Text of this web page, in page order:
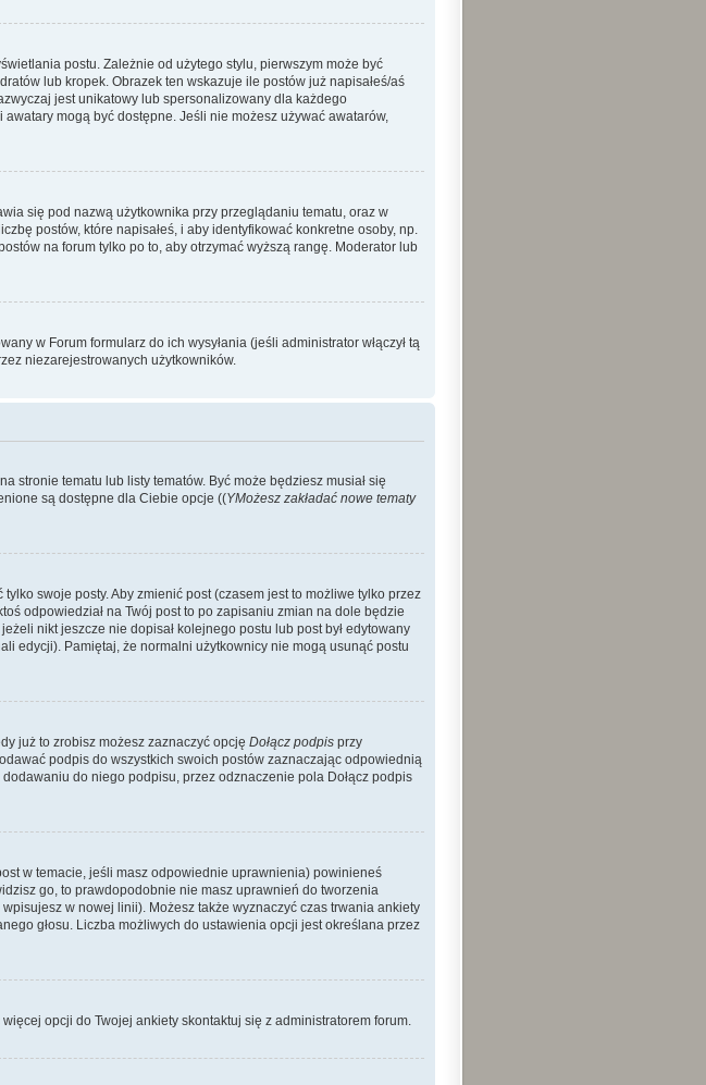
postu. Zależnie od użytego stylu, pierwszym może być
lub kropek. Obrazek ten wskazuje ile postów już napisałeś/aś
jest unikatowy lub spersonalizowany dla każdego
mogą być dostępne. Jeśli nie możesz używać awatarów,
się pod nazwą użytkownika przy przeglądaniu tematu, oraz w
postów, które napisałeś, i aby identyfikować konkretne osoby, np.
na forum tylko po to, aby otrzymać wyższą rangę. Moderator lub
w Forum formularz do ich wysyłania (jeśli administrator włączył tą
niezarejestrowanych użytkowników.
stronie tematu lub listy tematów. Być może będziesz musiał się
są dostępne dla Ciebie opcje ((YMożesz zakładać nowe tematy
swoje posty. Aby zmienić post (czasem jest to możliwe tylko przez
odpowiedział na Twój post to po zapisaniu zmian na dole będzie
nikt jeszcze nie dopisał kolejnego postu lub post był edytowany
edycji). Pamiętaj, że normalni użytkownicy nie mogą usunąć postu
już to zrobisz możesz zaznaczyć opcję Dołącz podpis przy
podpis do wszystkich swoich postów zaznaczając odpowiednią
do niego podpisu, przez odznaczenie pola Dołącz podpis
w temacie, jeśli masz odpowiednie uprawnienia) powinieneś
go, to prawdopodobnie nie masz uprawnień do tworzenia
w nowej linii). Możesz także wyznaczyć czas trwania ankiety
głosu. Liczba możliwych do ustawienia opcji jest określana przez
opcji do Twojej ankiety skontaktuj się z administratorem forum.